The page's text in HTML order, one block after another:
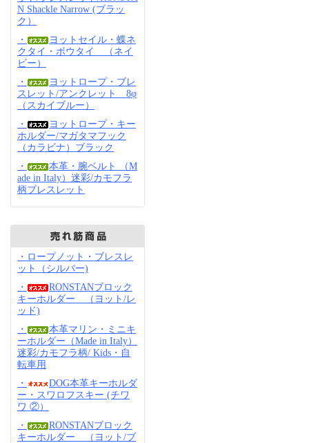
N Shackle Narrow (ブラッ
ク）
・
ヨットセイル・蝶ネ
クタイ・ボウタイ （ネイ
ビー）
・
ヨットロープ・ブレ
スレット/アンクレット 8φ
（スカイブルー）
・
ヨットロープ・キー
ホルダー/マガタマフック
（カラビナ）ブラック
・
本革・腕ベルト （M
ade in Italy）迷彩/カモフラ
柄ブレスレット
・ロープノット・ブレスレ
ット（シルバー)
・
RONSTANブロック
キーホルダー （ヨット/レ
ッド)
・
本革マリン・ミニキ
ーホルダー（Made in Italy）
迷彩/カモフラ柄/ Kids・自
転車用
・
DOG本革キーホルダ
ー・スワロフスキー (チワ
ワ ②）
・
RONSTANブロック
キーホルダー （ヨット/ブ